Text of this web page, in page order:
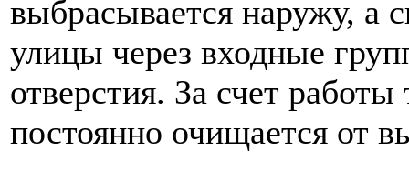
выбрасывается наружу, а
улицы через входные
отверстия. За счет
постоянно очищается от